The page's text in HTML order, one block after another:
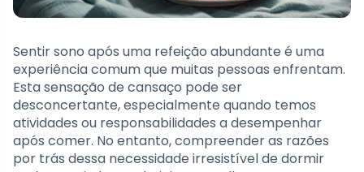
Sentir sono após uma refeição abundante é uma
experiência comum que muitas pessoas enfrentam.
Esta sensação de cansaço pode ser
desconcertante, especialmente quando temos
atividades ou responsabilidades a desempenhar
após comer. No entanto, compreender as razões
por trás dessa necessidade irresistível de dormir